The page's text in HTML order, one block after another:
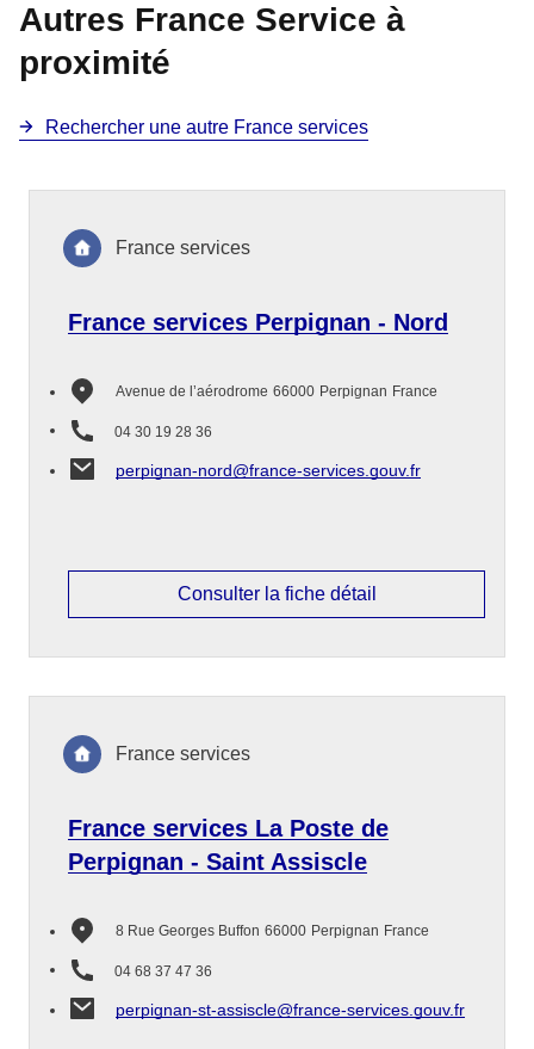
Autres France Service à
proximité
Rechercher une autre France services
France services Perpignan - Nord
Avenue de l’aérodrome 66000 Perpignan France
04 30 19 28 36
perpignan-nord@france-services.gouv.fr
France services
Consulter la fiche détail
France services La Poste de
Perpignan - Saint Assiscle
8 Rue Georges Buffon 66000 Perpignan France
04 68 37 47 36
perpignan-st-assiscle@france-services.gouv.fr
France services